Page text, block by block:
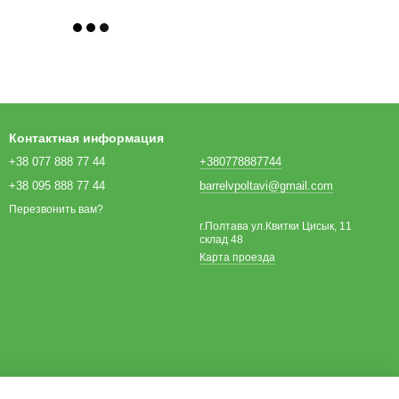
Контактная информация
+38 077 888 77 44
+38 095 888 77 44
Перезвонить вам?
+380778887744
barrelvpoltavi@gmail.com
г.Полтава ул.Квитки Цисык, 11
склад 48
Карта проезда